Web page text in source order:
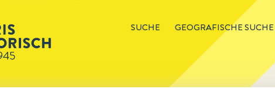
SUCHE GEOGRAFISCHE SUCHE